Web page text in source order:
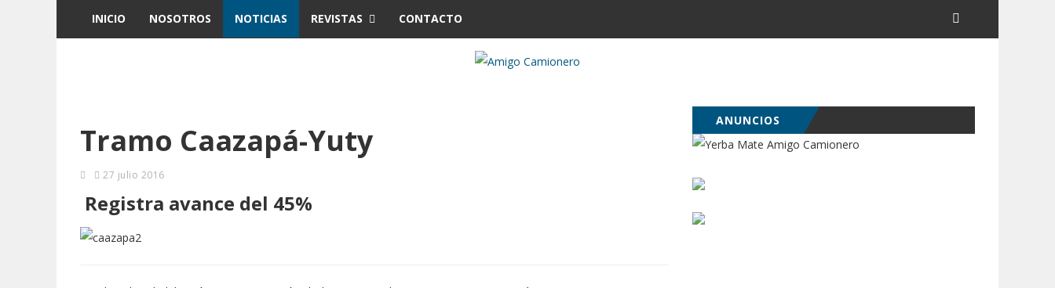
INICIO NOSOTROS NOTICIAS REVISTAS CONTACTO
Tramo Caazapá-Yuty
27 julio 2016
Registra avance del 45%
ANUNCIOS